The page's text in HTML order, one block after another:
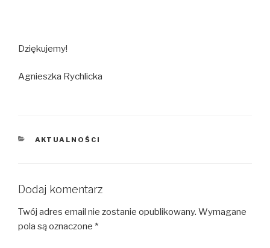
Dziękujemy!
Agnieszka Rychlicka
KATEGORIE
AKTUALNOŚCI
Dodaj komentarz
Twój adres email nie zostanie opublikowany. Wymagane
pola są oznaczone *